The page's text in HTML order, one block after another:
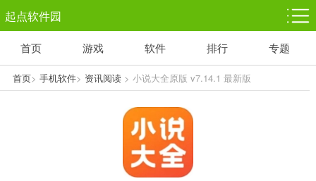
起点软件园
塔防游戏
1千+款游戏
休闲益智
1万+款游戏
体育竞技
5百+款游戏
赛车竞速
3百+款游戏
首页 游戏 软件 排行 专题
首页> 手机软件> 资讯阅读> 小说大全原版 v7.14.1 最新版